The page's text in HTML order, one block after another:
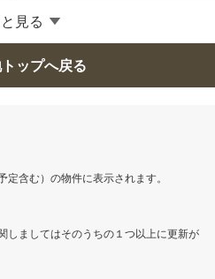
見る
ップへ戻る
含む）の物件に表示されます。
しましてはそのうちの１つ以上に更新が